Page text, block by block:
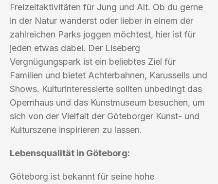
Freizeitaktivitäten für Jung und Alt. Ob du gerne
in der Natur wanderst oder lieber in einem der
zahlreichen Parks joggen möchtest, hier ist für
jeden etwas dabei. Der Liseberg
Vergnügungspark ist ein beliebtes Ziel für
Familien und bietet Achterbahnen, Karussells und
Shows. Kulturinteressierte sollten unbedingt das
Opernhaus und das Kunstmuseum besuchen, um
sich von der Vielfalt der Göteborger Kunst- und
Kulturszene inspirieren zu lassen.
Lebensqualität in Göteborg:
Göteborg ist bekannt für seine hohe